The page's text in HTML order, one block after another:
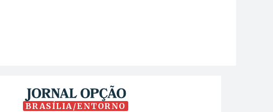
BRASÍLIA/ENTORNO